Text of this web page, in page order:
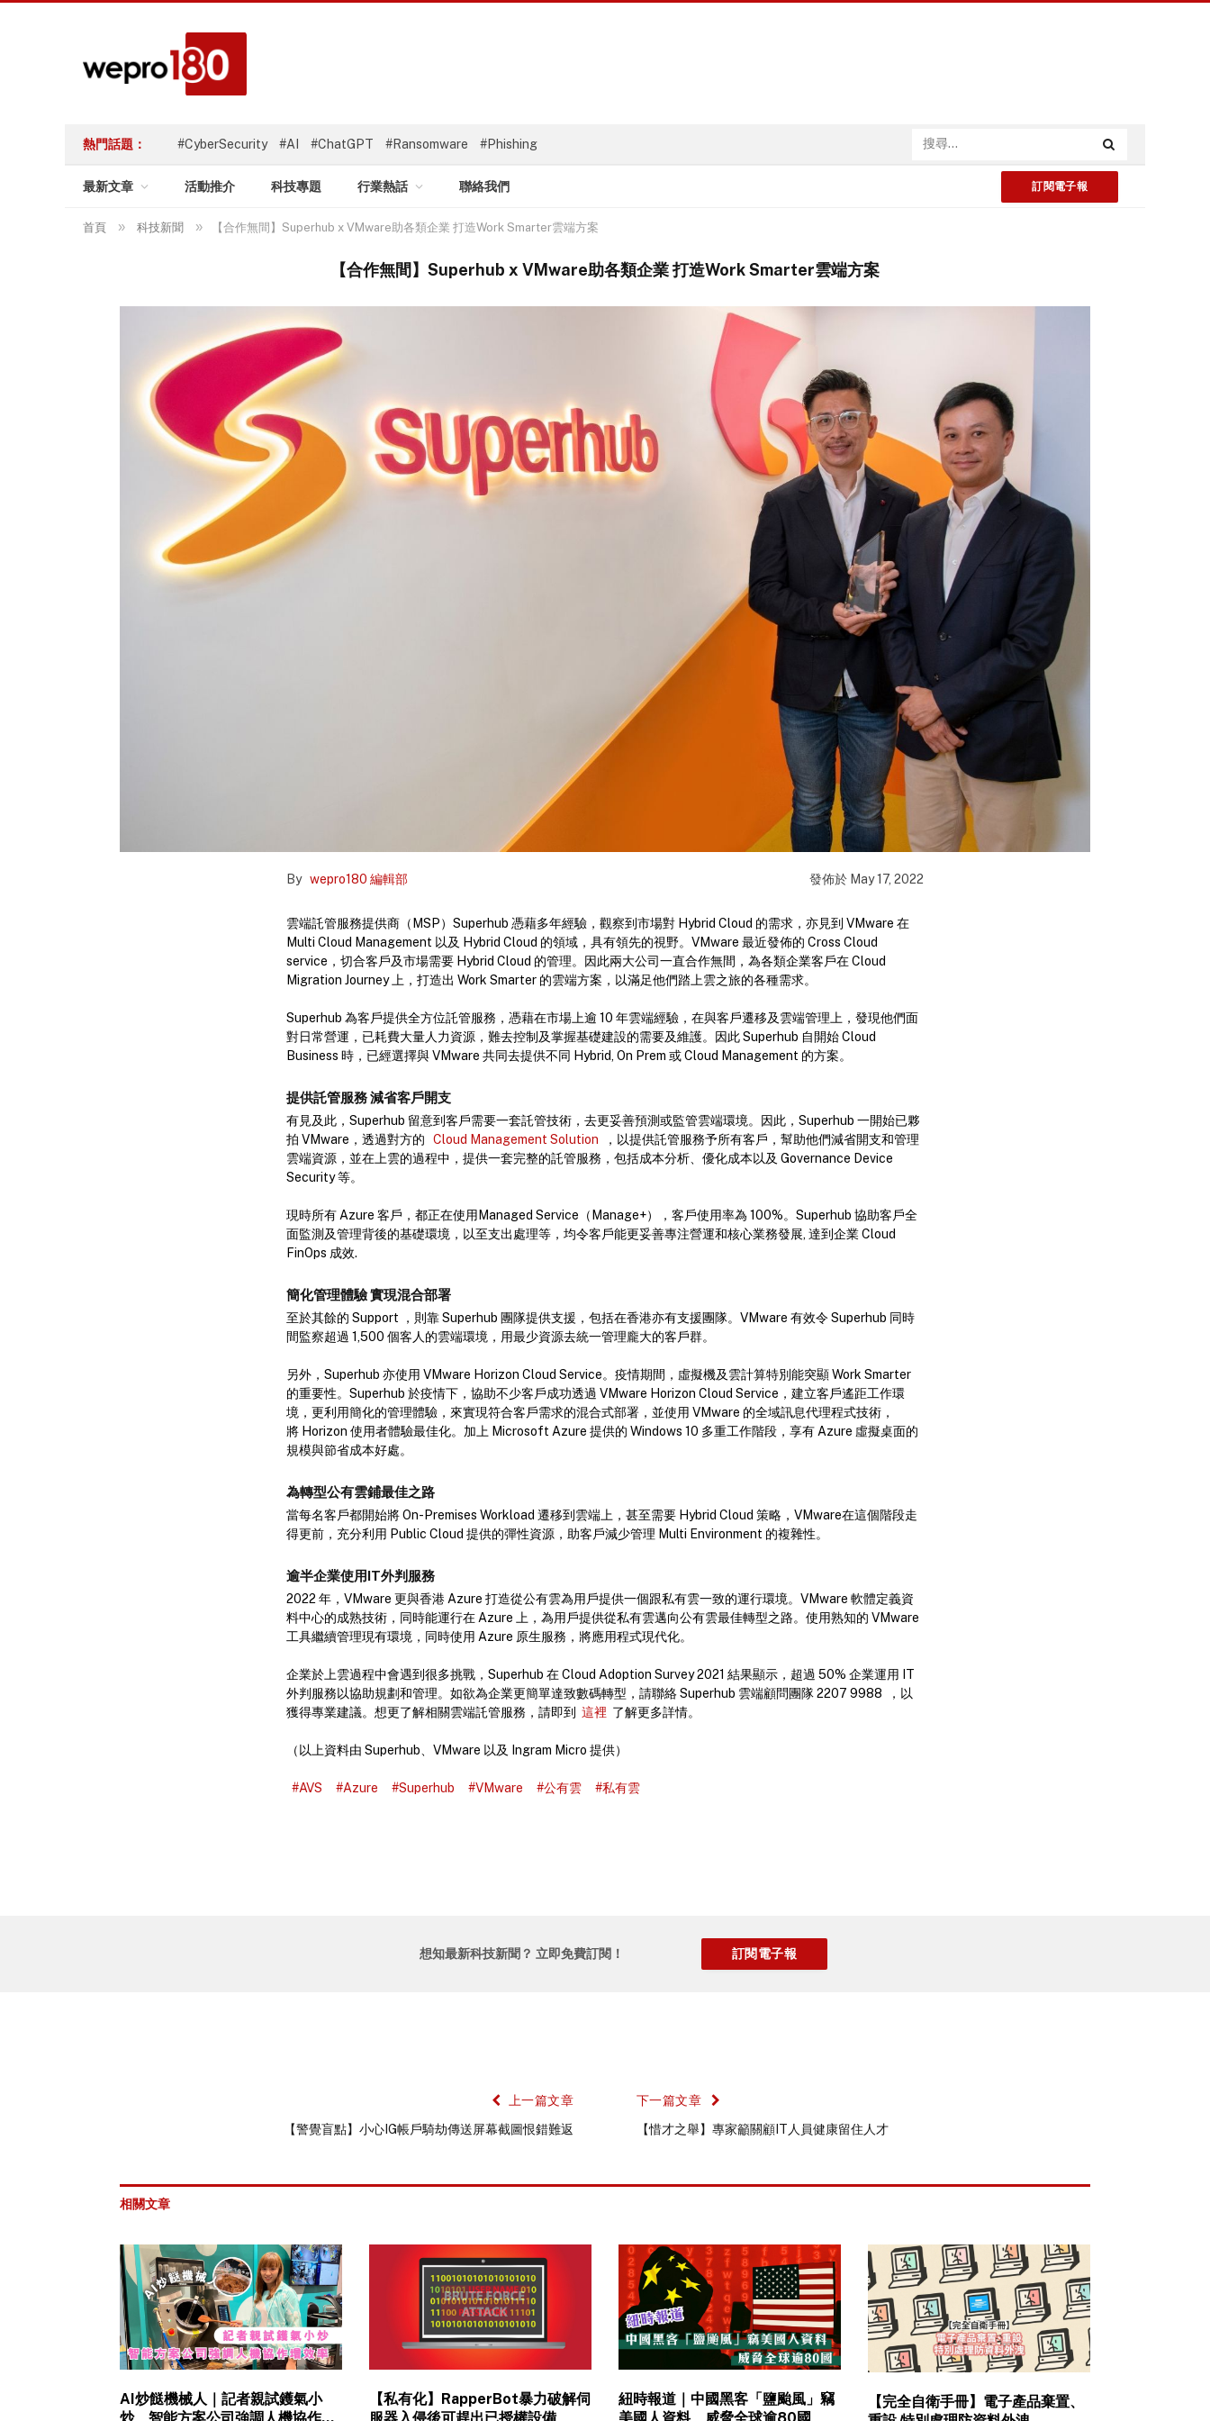
熱門話題： #CyberSecurity #AI #ChatGPT #Ransomware #Phishing
最新文章 活動推介 科技專題 行業熱話 聯絡我們 訂閱電子報
首頁 » 科技新聞 » 【合作無間】Superhub x VMware助各類企業 打造Work Smarter雲端方案
【合作無間】Superhub x VMware助各類企業 打造Work Smarter雲端方案
By wepro180 編輯部 發佈於 May 17, 2022
雲端託管服務提供商（MSP）Superhub 憑藉多年經驗，觀察到市場對 Hybrid Cloud 的需求，亦見到 VMware 在
Multi Cloud Management 以及 Hybrid Cloud 的領域，具有領先的視野。VMware 最近發佈的 Cross Cloud
service，切合客戶及市場需要 Hybrid Cloud 的管理。因此兩大公司一直合作無間，為各類企業客戶在 Cloud
Migration Journey 上，打造出 Work Smarter 的雲端方案，以滿足他們踏上雲之旅的各種需求。
Superhub 為客戶提供全方位託管服務，憑藉在市場上逾 10 年雲端經驗，在與客戶遷移及雲端管理上，發現他們面
對日常營運，已耗費大量人力資源，難去控制及掌握基礎建設的需要及維護。因此 Superhub 自開始 Cloud
Business 時，已經選擇與 VMware 共同去提供不同 Hybrid, On Prem 或 Cloud Management 的方案。
提供託管服務減省客戶開支
有見及此，Superhub 留意到客戶需要一套託管技術，去更妥善預測或監管雲端環境。因此，Superhub 一開始已夥
拍 VMware，透過對方的
Cloud Management Solution
，以提供託管服務予所有客戶，幫助他們減省開支和管理
雲端資源，並在上雲的過程中，提供一套完整的託管服務，包括成本分析、優化成本以及 Governance Device
Security 等。
現時所有 Azure 客戶，都正在使用Managed Service（Manage+），客戶使用率為 100%。Superhub 協助客戶全
面監測及管理背後的基礎環境，以至支出處理等，均令客戶能更妥善專注營運和核心業務發展, 達到企業 Cloud
FinOps 成效.
簡化管理體驗實現混合部署
至於其餘的 Support ，則靠 Superhub 團隊提供支援，包括在香港亦有支援團隊。VMware 有效令 Superhub 同時
間監察超過 1,500 個客人的雲端環境，用最少資源去統一管理龐大的客戶群。
另外，Superhub 亦使用 VMware Horizon Cloud Service。疫情期間，虛擬機及雲計算特別能突顯 Work Smarter
的重要性。Superhub 於疫情下，協助不少客戶成功透過 VMware Horizon Cloud Service，建立客戶遙距工作環
境，更利用簡化的管理體驗，來實現符合客戶需求的混合式部署，並使用 VMware 的全域訊息代理程式技術，
將 Horizon 使用者體驗最佳化。加上 Microsoft Azure 提供的 Windows 10 多重工作階段，享有 Azure 虛擬桌面的
規模與節省成本好處。
為轉型公有雲鋪最佳之路
當每名客戶都開始將 On-Premises Workload 遷移到雲端上，甚至需要 Hybrid Cloud 策略，VMware在這個階段走
得更前，充分利用 Public Cloud 提供的彈性資源，助客戶減少管理 Multi Environment 的複雜性。
逾半企業使用IT外判服務
2022 年，VMware 更與香港 Azure 打造從公有雲為用戶提供一個跟私有雲一致的運行環境。VMware 軟體定義資
料中心的成熟技術，同時能運行在 Azure 上，為用戶提供從私有雲邁向公有雲最佳轉型之路。使用熟知的 VMware
工具繼續管理現有環境，同時使用 Azure 原生服務，將應用程式現代化。
企業於上雲過程中會遇到很多挑戰，Superhub 在 Cloud Adoption Survey 2021 結果顯示，超過 50% 企業運用 IT
外判服務以協助規劃和管理。如欲為企業更簡單達致數碼轉型，請聯絡 Superhub 雲端顧問團隊 2207 9988 ，以
獲得專業建議。想更了解相關雲端託管服務，請即到 這裡 了解更多詳情。
（以上資料由 Superhub、VMware 以及 Ingram Micro 提供）
#AVS #Azure #Superhub #VMware #公有雲 #私有雲
想知最新科技新聞？ 立即免費訂閱！
上一篇文章
【警覺盲點】小心IG帳戶騎劫傳送屏幕截圖恨錯難返
下一篇文章
【惜才之舉】專家籲關顧IT人員健康留住人才
相關文章
AI炒餸機械人｜記者親試鑊氣小
【私有化】RapperBot暴力破解伺
紐時報道｜中國黑客「鹽颱風」竊
【完全自衛手冊】電子產品棄置、